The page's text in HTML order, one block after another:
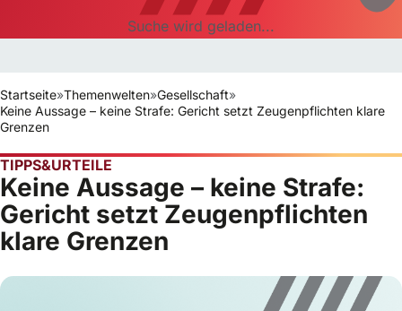
Suche wird geladen...
Startseite»Themenwelten»Gesellschaft»
Keine Aussage – keine Strafe: Gericht setzt Zeugenpflichten klare
Grenzen
TIPPS&URTEILE
Keine Aussage – keine Strafe:
Gericht setzt Zeugenpflichten
klare Grenzen